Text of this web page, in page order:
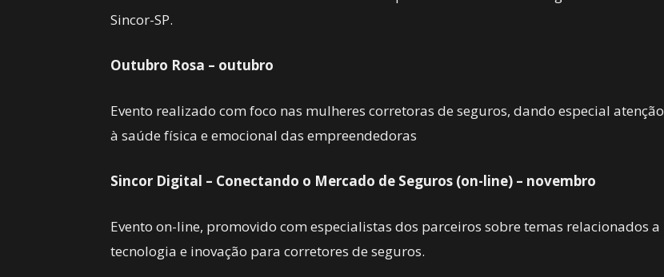
Sincor-SP.
Outubro Rosa – outubro
Evento realizado com foco nas mulheres corretoras de seguros, dando especial atenção
à saúde física e emocional das empreendedoras
Sincor Digital – Conectando o Mercado de Seguros (on-line) – novembro
Evento on-line, promovido com especialistas dos parceiros sobre temas relacionados a
tecnologia e inovação para corretores de seguros.